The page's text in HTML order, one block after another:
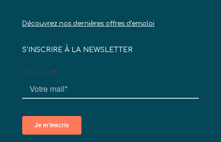
Découvrez nos dernières offres d’emploi
S’INSCRIRE À LA NEWSLETTER